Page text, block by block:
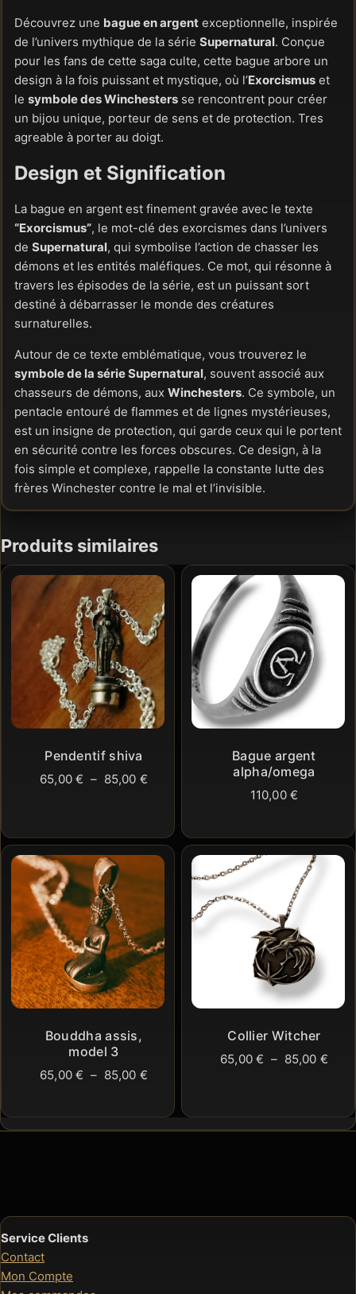
Découvrez une bague en argent exceptionnelle, inspirée
de l’univers mythique de la série Supernatural. Conçue
pour les fans de cette saga culte, cette bague arbore un
design à la fois puissant et mystique, où l’Exorcismus et
le symbole des Winchesters se rencontrent pour créer
un bijou unique, porteur de sens et de protection. Tres
agreable à porter au doigt.
Design et Signification
La bague en argent est finement gravée avec le texte
“Exorcismus”, le mot-clé des exorcismes dans l’univers
de Supernatural, qui symbolise l’action de chasser les
démons et les entités maléfiques. Ce mot, qui résonne à
travers les épisodes de la série, est un puissant sort
destiné à débarrasser le monde des créatures
surnaturelles.
Autour de ce texte emblématique, vous trouverez le
symbole de la série Supernatural, souvent associé aux
chasseurs de démons, aux Winchesters. Ce symbole, un
pentacle entouré de flammes et de lignes mystérieuses,
est un insigne de protection, qui garde ceux qui le portent
en sécurité contre les forces obscures. Ce design, à la
fois simple et complexe, rappelle la constante lutte des
frères Winchester contre le mal et l’invisible.
Produits similaires
Pendentif shiva
65,00€ – 85,00 €Plage
65,00 €
à
Bague argent
alpha/omega
110,00€
Bouddha assis,
model 3
65,00€ – 85,00 €Plage
prix :
65,00 €
Collier Witcher
65,00€ – 85,00 €
à
Service Clients
Contact
Mon Compte